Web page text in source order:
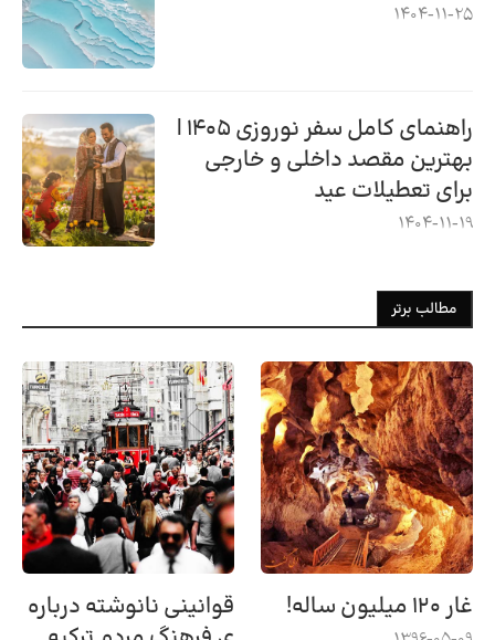
1404-11-25
راهنمای کامل سفر نوروزی ۱۴۰۵ |
بهترین مقصد داخلی و خارجی
برای تعطیلات عید
1404-11-19
مطالب برتر
غار ۱۲۰ میلیون ساله!
قوانینی نانوشته درباره